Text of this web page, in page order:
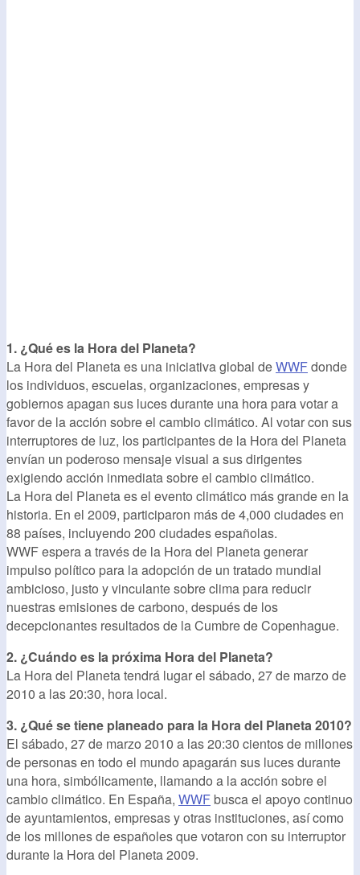
1. ¿Qué es la Hora del Planeta?
La Hora del Planeta es una iniciativa global deWWFdonde
los individuos, escuelas, organizaciones, empresas y
gobiernos apagan sus luces durante una hora para votar a
favor de la acción sobre el cambio climático. Al votar con sus
interruptores de luz, los participantes de la Hora del Planeta
envían un poderoso mensaje visual a sus dirigentes
exigiendo acción inmediata sobre el cambio climático.
La Hora del Planeta es el evento climático más grande en la
historia. En el 2009, participaron más de 4,000 ciudades en
88 países, incluyendo 200 ciudades españolas.
WWF espera a través de la Hora del Planeta generar
impulso político para la adopción de un tratado mundial
ambicioso, justo y vinculante sobre clima para reducir
nuestras emisiones de carbono, después de los
decepcionantes resultados de la Cumbre de Copenhague.
2. ¿Cuándo es la próxima Hora del Planeta?
La Hora del Planeta tendrá lugar el sábado, 27 de marzo de
2010 a las 20:30, hora local.
3. ¿Qué se tiene planeado para la Hora del Planeta 2010?
El sábado, 27 de marzo 2010 a las 20:30 cientos de millones
de personas en todo el mundo apagarán sus luces durante
una hora, simbólicamente, llamando a la acción sobre el
cambio climático. En España, WWFbusca el apoyo continuo
de ayuntamientos, empresas y otras instituciones, así como
de los millones de españoles que votaron con su interruptor
durante la Hora del Planeta 2009.